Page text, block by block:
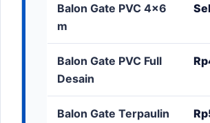
Balon Gate PVC 4x6
m
Balon Gate PVC Full
Desain
Balon Gate Terpaulin